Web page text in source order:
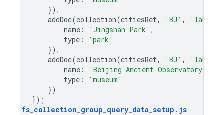
}),
addDoc(collection(citiesRef, 'BJ' ,
name : 'Jingshan Park' ,
type :
'park'
}),
addDoc(collection(citiesRef, 'BJ' ,
name : 'Beijing Ancient Observatory'
type :
'museum'
})
]);
fs_collection_group_query_data_setup . js